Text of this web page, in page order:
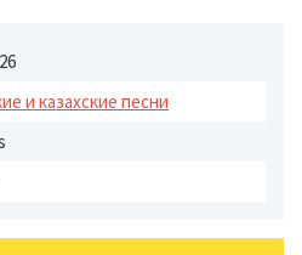
и казахские песни